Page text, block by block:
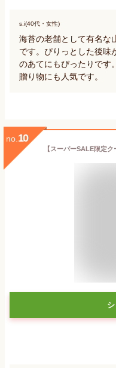
s.i(40代・女性)
海苔の老舗として有名な
です。ぴりっとした後味
のあてにもぴったりです
贈り物にも人気です。
no. 10